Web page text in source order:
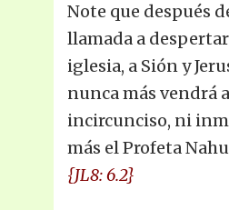
Note que después
llamada a despertar
iglesia, a Sión y
nunca más vendrá
incircunciso, ni
más el Profeta
{JL8: 6.2}